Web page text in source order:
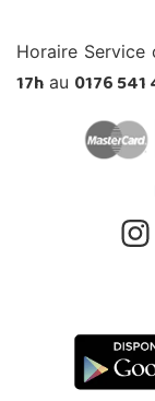
Horaire Service
17h au 0176 541